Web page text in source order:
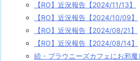
【RO】近況報告【2024/11/13】
【RO】近況報告【2024/10/09】
【RO】近況報告【2024/08/21】
【RO】近況報告【2024/08/14】
続・ブラウニーズカフェにお邪魔